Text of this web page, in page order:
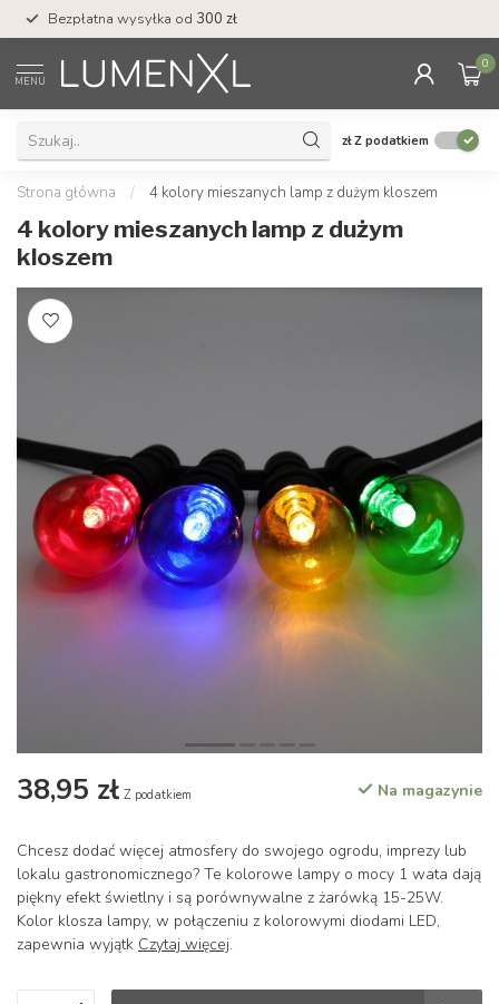
Bezpłatna wysyłka od 300 zł
MENU
0
złZ podatkiem
Strona główna / 4 kolory mieszanych lamp z dużym kloszem
4 kolory mieszanych lamp z dużym
kloszem
38,95 zł Z podatkiem Na magazynie
Chcesz dodać więcej atmosfery do swojego ogrodu, imprezy lub
lokalu gastronomicznego? Te kolorowe lampy o mocy 1 wata dają
piękny efekt świetlny i są porównywalne z żarówką 15-25W.
Kolor klosza lampy, w połączeniu z kolorowymi diodami LED,
zapewnia wyjątk Czytaj więcej.